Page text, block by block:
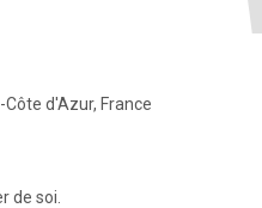
d'Azur, France
de soi.